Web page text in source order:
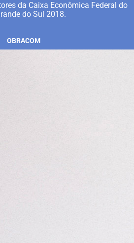
da Caixa Econômica Federal do
do Sul 2018.
OBRACOM